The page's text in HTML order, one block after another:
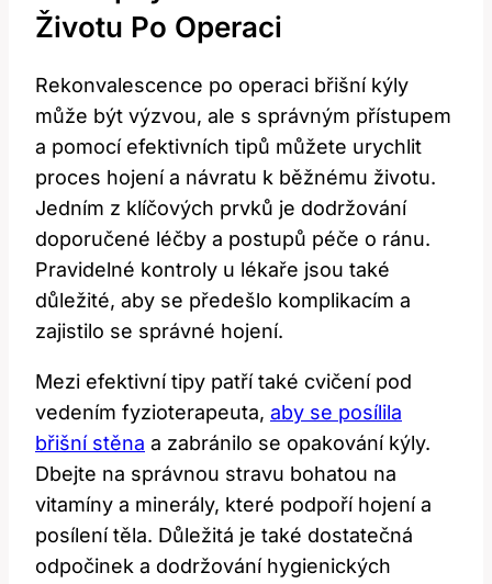
Životu Po Operaci
Rekonvalescence po operaci břišní kýly
může být výzvou, ale s správným přístupem
a pomocí efektivních tipů můžete urychlit
proces hojení a návratu k běžnému životu.
Jedním z klíčových prvků je dodržování
doporučené léčby a postupů péče o ránu.
Pravidelné kontroly u lékaře jsou také
důležité, aby se předešlo komplikacím a
zajistilo se správné hojení.
Mezi efektivní tipy patří také cvičení pod
vedením fyzioterapeuta, aby se posílila
břišní stěna a zabránilo se opakování kýly.
Dbejte na správnou stravu bohatou na
vitamíny a minerály, které podpoří hojení a
posílení těla. Důležitá je také dostatečná
odpočinek a dodržování hygienických